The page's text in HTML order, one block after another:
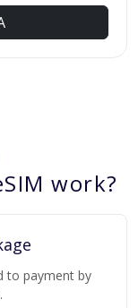
work?
to payment by